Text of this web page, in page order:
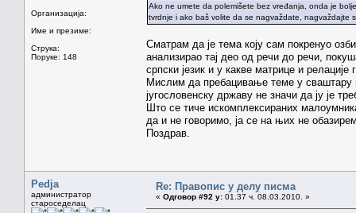
Организација:
Име и презиме:
Струка:
Поруке: 148
Ako ne umete da polemišete bez vređanja, onda je
tvrdnje i ako baš volite da se nagvaždate, nagvaždajte
Сматрам да је тема коју сам покренуо
анализирао тај део од речи до речи,
српски језик и у какве матрице и релације
Мислим да пребацивање теме у сваштару
југословенску државу не значи да ју је
Што се тиче искомплексираних
да и не говоримо, ја се на њих не
Поздрав.
Pedja
администратор
староседелац
Re: Правопис у делу писма
« Одговор #92 у: 01.37 ч. 08.03.2010. »